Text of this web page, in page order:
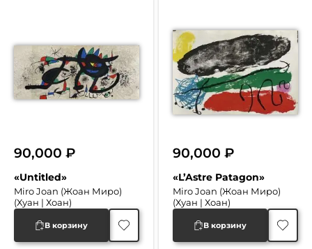
«Untitled»
Miro Joan (Жоан Миро)
(Хуан | Хоан)
90,000 ₽
В корзину
«L’Astre Patagon»
Miro Joan (Жоан Миро)
(Хуан | Хоан)
90,000₽
В корзину